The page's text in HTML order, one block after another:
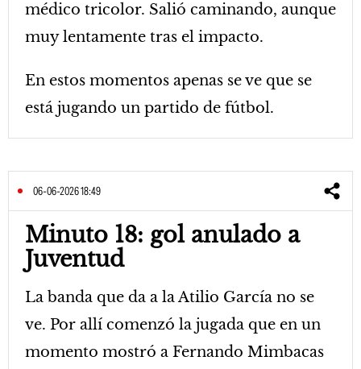
médico tricolor. Salió caminando, aunque
muy lentamente tras el impacto.
En estos momentos apenas se ve que se
está jugando un partido de fútbol.
06-06-2026 18:49
Minuto 18: gol anulado a
Juventud
La banda que da a la Atilio García no se
ve. Por allí comenzó la jugada que en un
momento mostró a Fernando Mimbacas